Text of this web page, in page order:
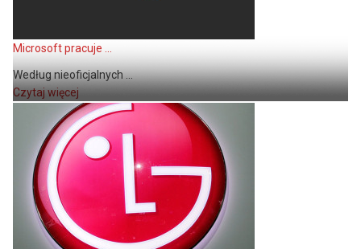
Microsoft pracuje ...
Według nieoficjalnych ...
Czytaj więcej